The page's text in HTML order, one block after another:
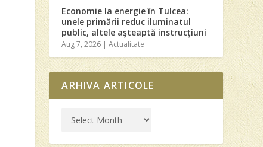
Economie la energie în Tulcea:
unele primării reduc iluminatul
public, altele aşteaptă instrucţiuni
Aug 7, 2026 |Actualitate
ARHIVA ARTICOLE